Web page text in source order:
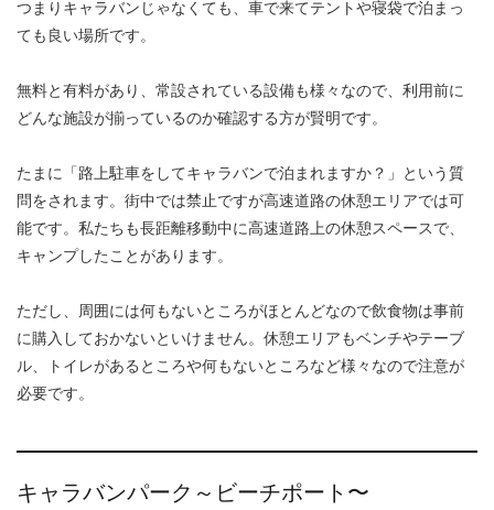
つまりキャラバンじゃなくても、車で来てテントや寝袋で泊まっ
ても良い場所です。
無料と有料があり、常設されている設備も様々なので、利用前に
どんな施設が揃っているのか確認する方が賢明です。
たまに「路上駐車をしてキャラバンで泊まれますか？」という質
問をされます。街中では禁止ですが高速道路の休憩エリアでは可
能です。私たちも長距離移動中に高速道路上の休憩スペースで、
キャンプしたことがあります。
ただし、周囲には何もないところがほとんどなので飲食物は事前
に購入しておかないといけません。休憩エリアもベンチやテーブ
ル、トイレがあるところや何もないところなど様々なので注意が
必要です。
キャラバンパーク～ビーチポート〜